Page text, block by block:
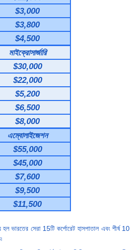
$3,000
$3,800
$4,500
মাইক্রোসার্জারি
$30,000
$22,000
$5,200
$6,500
$8,000
এম্বোলাইজেশন
$55,000
$45,000
$7,600
$9,500
$11,500
হল ভারতের সেরা 15টি কর্পোরেট হাসপাতাল এবং শীর্ষ 10